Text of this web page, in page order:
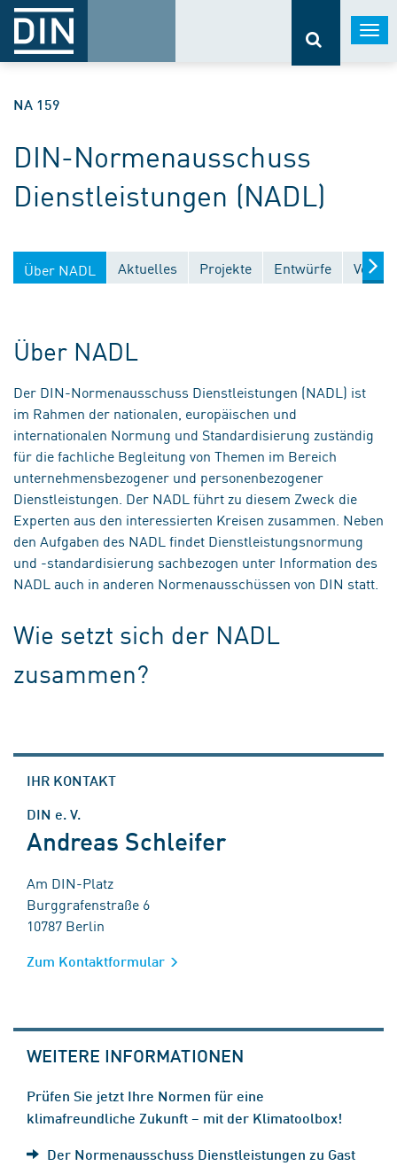
NA 159
DIN-Normenausschuss
Dienstleistungen (NADL)
Über NADL Aktuelles Projekte Entwürfe
Über NADL
Der DIN-Normenausschuss Dienstleistungen (NADL) ist
im Rahmen der nationalen, europäischen und
internationalen Normung und Standardisierung zuständig
für die fachliche Begleitung von Themen im Bereich
unternehmensbezogener und personenbezogener
Dienstleistungen. Der NADL führt zu diesem Zweck die
Experten aus den interessierten Kreisen zusammen. Neben
den Aufgaben des NADL findet Dienstleistungsnormung
und ­-standardisierung sachbezogen unter Information des
NADL auch in anderen Normenausschüssen von DIN statt.
Wie setzt sich der NADL
zusammen?
IHR KONTAKT
DIN e. V.
Andreas Schleifer
Am DIN-Platz
Burggrafenstraße 6
10787 Berlin
Zum Kontaktformular
WEITERE INFORMATIONEN
Prüfen Sie jetzt Ihre Normen für eine
klimafreundliche Zukunft – mit der Klimatoolbox!
Der Normenausschuss Dienstleistungen zu Gast